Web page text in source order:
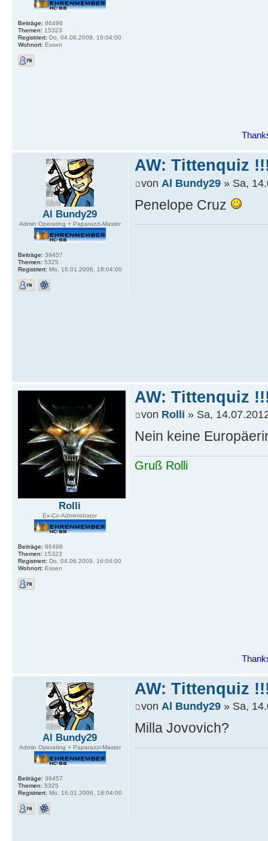
Beiträge: 86498
Themen: 15323
Registriert: Do, 04.06.2009, 16:04:00
Wohnort: Essen
Al Bundy29
Admin Operating + Paparazzi-Master
Beiträge: 39457
Themen: 5325
Registriert: Mo, 16.01.2006, 18:04:00
AW: Tittenquiz
von Al Bundy29 » Sa,
Penelope Cruz
Rolli
Ex-Co-Administrator
Beiträge: 86498
Themen: 15323
Registriert: Do, 04.06.2009, 16:04:00
Wohnort: Essen
AW: Tittenquiz
von Rolli » Sa,
Nein keine
Gruß Rolli
Al Bundy29
Admin Operating + Paparazzi-Master
Beiträge: 39457
Themen: 5325
Registriert: Mo, 16.01.2006, 18:04:00
AW: Tittenquiz
von Al Bundy29 » Sa,
Milla Jovovich?